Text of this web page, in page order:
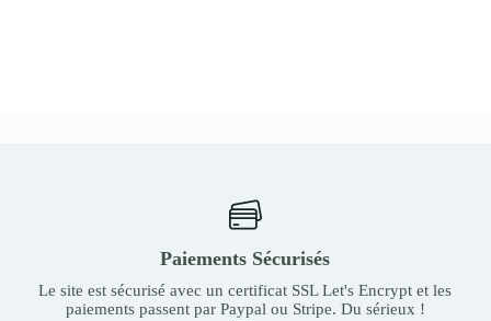
Paiements Sécurisés
Le site est sécurisé avec un certificat SSL Let's Encrypt et les
paiements passent par Paypal ou Stripe. Du sérieux !